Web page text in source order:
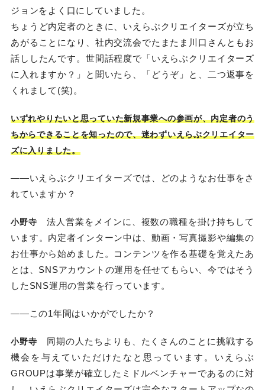
ジョンをよく口にしていました。
ちょうど内定者のときに、いえらぶクリエイターズが立ち
あがることになり、社内交流会でたまたま川口さんともお
話ししたんです。世間話程度で「いえらぶクリエイターズ
に入れますか？」と聞いたら、「どうぞ」と、二つ返事を
くれまして(笑)。
いずれやりたいと思っていた新規事業への参画が、内定者のう
ちからできることを知ったので、迷わずいえらぶクリエイター
ズに入りました。
——いえらぶクリエイターズでは、どのようなお仕事をさ
れていますか？
小野寺 法人営業をメインに、複数の職種を掛け持ちして
います。内定者インターン中は、動画・写真撮影や編集の
お仕事から始めました。コンテンツを作る基礎を覚えたあ
とは、SNSアカウントの運用を任せてもらい、今ではそう
したSNS運用の営業を行っています。
——この1年間はいかがでしたか？
小野寺 同期の人たちよりも、たくさんのことに挑戦する
機会を与えていただけたなと思っています。いえらぶ
GROUPは事業が確立したミドルベンチャーであるのに対